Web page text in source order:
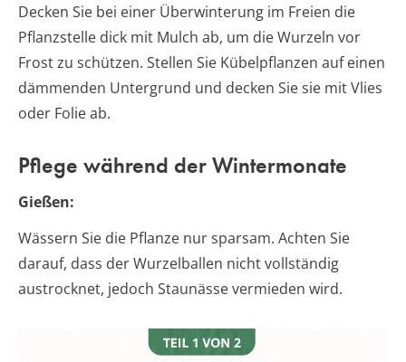
Decken Sie bei einer Überwinterung im Freien die
Pflanzstelle dick mit Mulch ab, um die Wurzeln vor
Frost zu schützen. Stellen Sie Kübelpflanzen auf einen
dämmenden Untergrund und decken Sie sie mit Vlies
oder Folie ab.
Pflege während der Wintermonate
Gießen:
Wässern Sie die Pflanze nur sparsam. Achten Sie
darauf, dass der Wurzelballen nicht vollständig
austrocknet, jedoch Staunässe vermieden wird.